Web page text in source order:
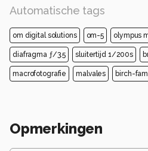
Automatische tags
om digital solutions om-5 olympus
diafragma ƒ/3.5 sluitertijd 1/200s
macrofotografie malvales birch-
Opmerkingen